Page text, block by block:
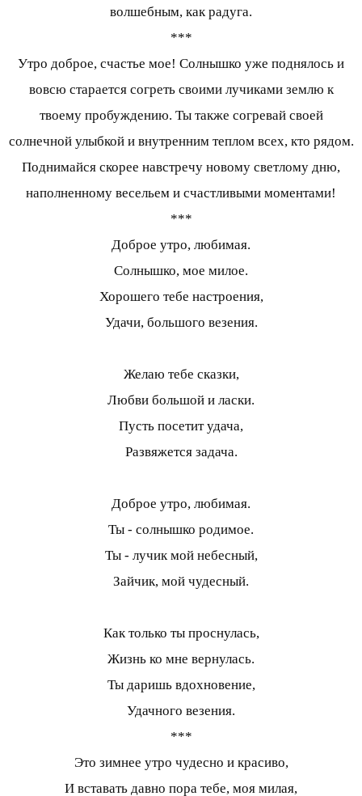
волшебным, как радуга.
***
Утро доброе, счастье мое! Солнышко уже поднялось и
вовсю старается согреть своими лучиками землю к
твоему пробуждению. Ты также согревай своей
солнечной улыбкой и внутренним теплом всех, кто рядом.
Поднимайся скорее навстречу новому светлому дню,
наполненному весельем и счастливыми моментами!
***
Доброе утро, любимая.
Солнышко, мое милое.
Хорошего тебе настроения,
Удачи, большого везения.
Желаю тебе сказки,
Любви большой и ласки.
Пусть посетит удача,
Развяжется задача.
Доброе утро, любимая.
Ты - солнышко родимое.
Ты - лучик мой небесный,
Зайчик, мой чудесный.
Как только ты проснулась,
Жизнь ко мне вернулась.
Ты даришь вдохновение,
Удачного везения.
***
Это зимнее утро чудесно и красиво,
И вставать давно пора тебе, моя милая,